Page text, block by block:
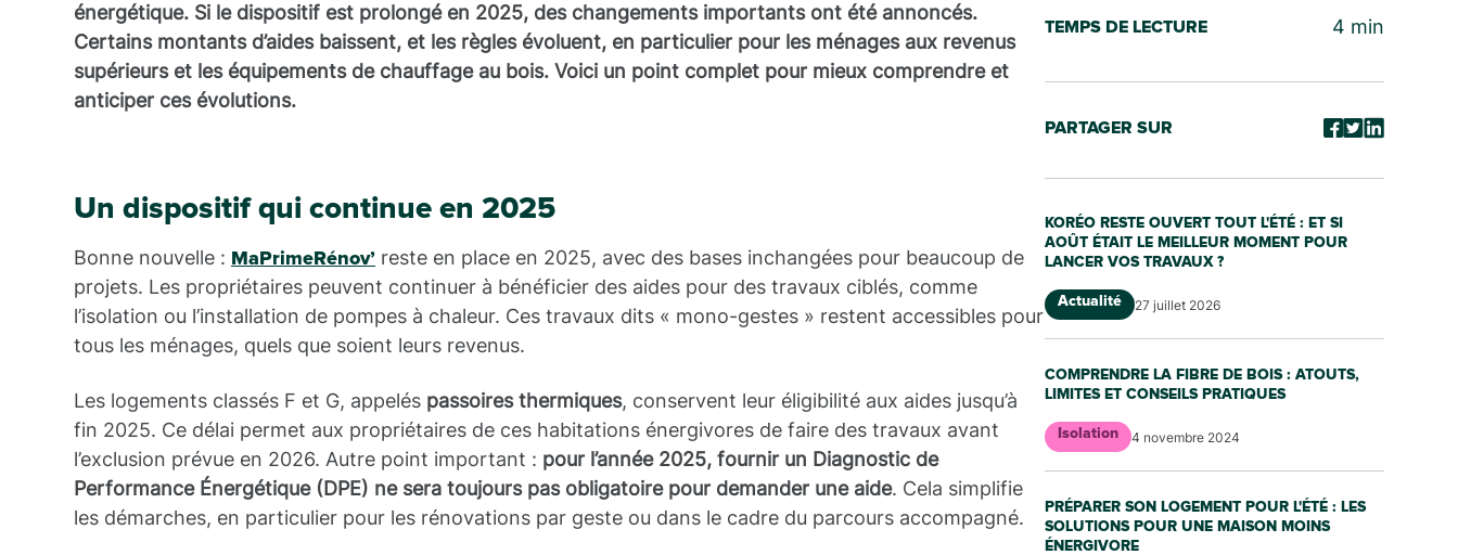
énergétique. Si le dispositif est prolongé en 2025, des changements importants ont été annoncés.
Certains montants d’aides baissent, et les règles évoluent, en particulier pour les ménages aux revenus
supérieurs et les équipements de chauffage au bois. Voici un point complet pour mieux comprendre et
anticiper ces évolutions.
Un dispositif qui continue en 2025
Bonne nouvelle : MaPrimeRénov’ reste en place en 2025, avec des bases inchangées pour beaucoup de
projets. Les propriétaires peuvent continuer à bénéficier des aides pour des travaux ciblés, comme
l’isolation ou l’installation de pompes à chaleur. Ces travaux dits « mono-gestes » restent accessibles pour
tous les ménages, quels que soient leurs revenus.
Les logements classés F et G, appelés passoires thermiques, conservent leur éligibilité aux aides jusqu’à
fin 2025. Ce délai permet aux propriétaires de ces habitations énergivores de faire des travaux avant
l’exclusion prévue en 2026. Autre point important : pour l’année 2025, fournir un Diagnostic de
Performance Énergétique (DPE) ne sera toujours pas obligatoire pour demander une aide. Cela simplifie
les démarches, en particulier pour les rénovations par geste ou dans le cadre du parcours accompagné.
TEMPS DE LECTURE 4 min
PARTAGER SUR
KORÉO RESTE OUVERT TOUT L'ÉTÉ : ET SI
AOÛT ÉTAIT LE MEILLEUR MOMENT POUR
LANCER VOS TRAVAUX ?
Actualité 27 juillet 2026
COMPRENDRE LA FIBRE DE BOIS : ATOUTS,
LIMITES ET CONSEILS PRATIQUES
Isolation 4 novembre 2024
PRÉPARER SON LOGEMENT POUR L'ÉTÉ : LES
SOLUTIONS POUR UNE MAISON MOINS
ÉNERGIVORE